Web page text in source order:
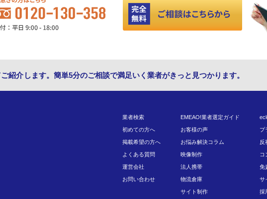
紹介します。簡単5分のご相談で満足いく業者がきっと見つかります。
業者検索
初めての方へ
掲載希望の方へ
よくある質問
運営会社
お問い合わせ
EMEAO!業者選定ガイド
お客様の声
お悩み解決コラム
映像制作
法人携帯
物流倉庫
サイト制作
プ
反
コ
免
サ
採